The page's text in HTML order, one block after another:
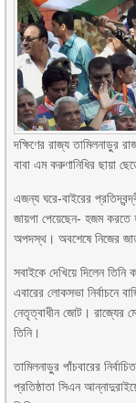
দক্ষিণের রাজ্য তামিলনাড়ুর
বাবা এম করুণানিধির ছায়া
এজন্য ঘরে-বাইরের
জায়গা পেয়েছেন- হজম করতে
অপদস্থ। অবশেষে নিজের জাত
সবাইকে দেখিয়ে দিলেন
এবারের লোকসভা নির্বাচনে
নেতৃত্বাধীন জোট। রাজ্যের
তিনি।
তামিলনাড়ুর পাঁচবারের
প্রতিষ্ঠাতা সিএন